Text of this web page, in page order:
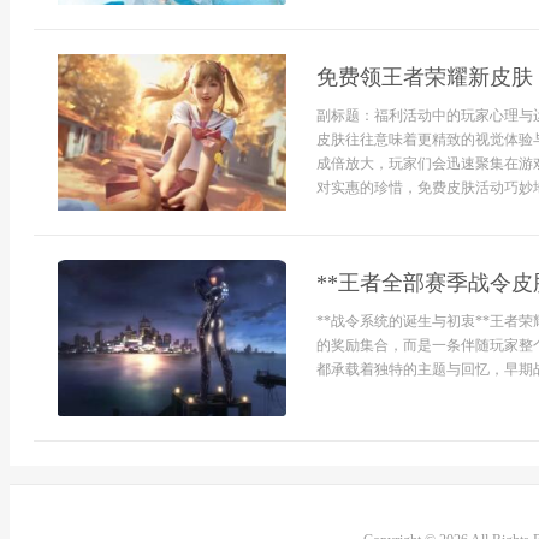
免费领王者荣耀新皮
副标题：福利活动中的玩家心理
皮肤往往意味着更精致的视觉体
成倍放大，玩家们会迅速聚集在
对实惠的珍惜，免费皮肤活动巧
**王者全部赛季战令
**战令系统的诞生与初衷**王者荣
的奖励集合，而是一条伴随玩家
都承载着独特的主题与回忆，早